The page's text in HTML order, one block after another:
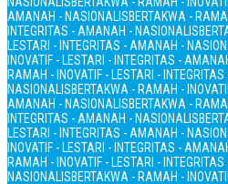
AMANAH - NASIONALISBERTAKWA -
INTEGRITAS - AMANAH - NASIONALIS
LESTARI - INTEGRITAS - AMANAH -
INOVATIF - LESTARI - INTEGRITAS -
RAMAH - INOVATIF - LESTARI -
NASIONALISBERTAKWA - RAMAH -
AMANAH - NASIONALISBERTAKWA -
INTEGRITAS - AMANAH - NASIONALIS
LESTARI - INTEGRITAS - AMANAH -
INOVATIF - LESTARI - INTEGRITAS -
RAMAH - INOVATIF - LESTARI -
NASIONALISBERTAKWA - RAMAH -